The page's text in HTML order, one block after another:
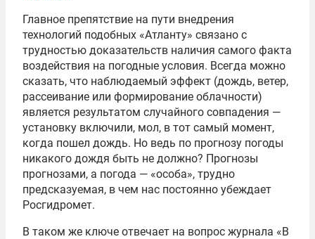
Главное препятствие на пути внедрения
технологий подобных «Атланту» связано с
трудностью доказательств наличия самого факта
воздействия на погодные условия. Всегда можно
сказать, что наблюдаемый эффект (дождь, ветер,
рассеивание или формирование облачности)
является результатом случайного совпадения —
установку включили, мол, в тот самый момент,
когда пошел дождь. Но ведь по прогнозу погоды
никакого дождя быть не должно? Прогнозы
прогнозами, а погода — «особа», трудно
предсказуемая, в чем нас постоянно убеждает
Росгидромет.
В таком же ключе отвечает на вопрос журнала «В